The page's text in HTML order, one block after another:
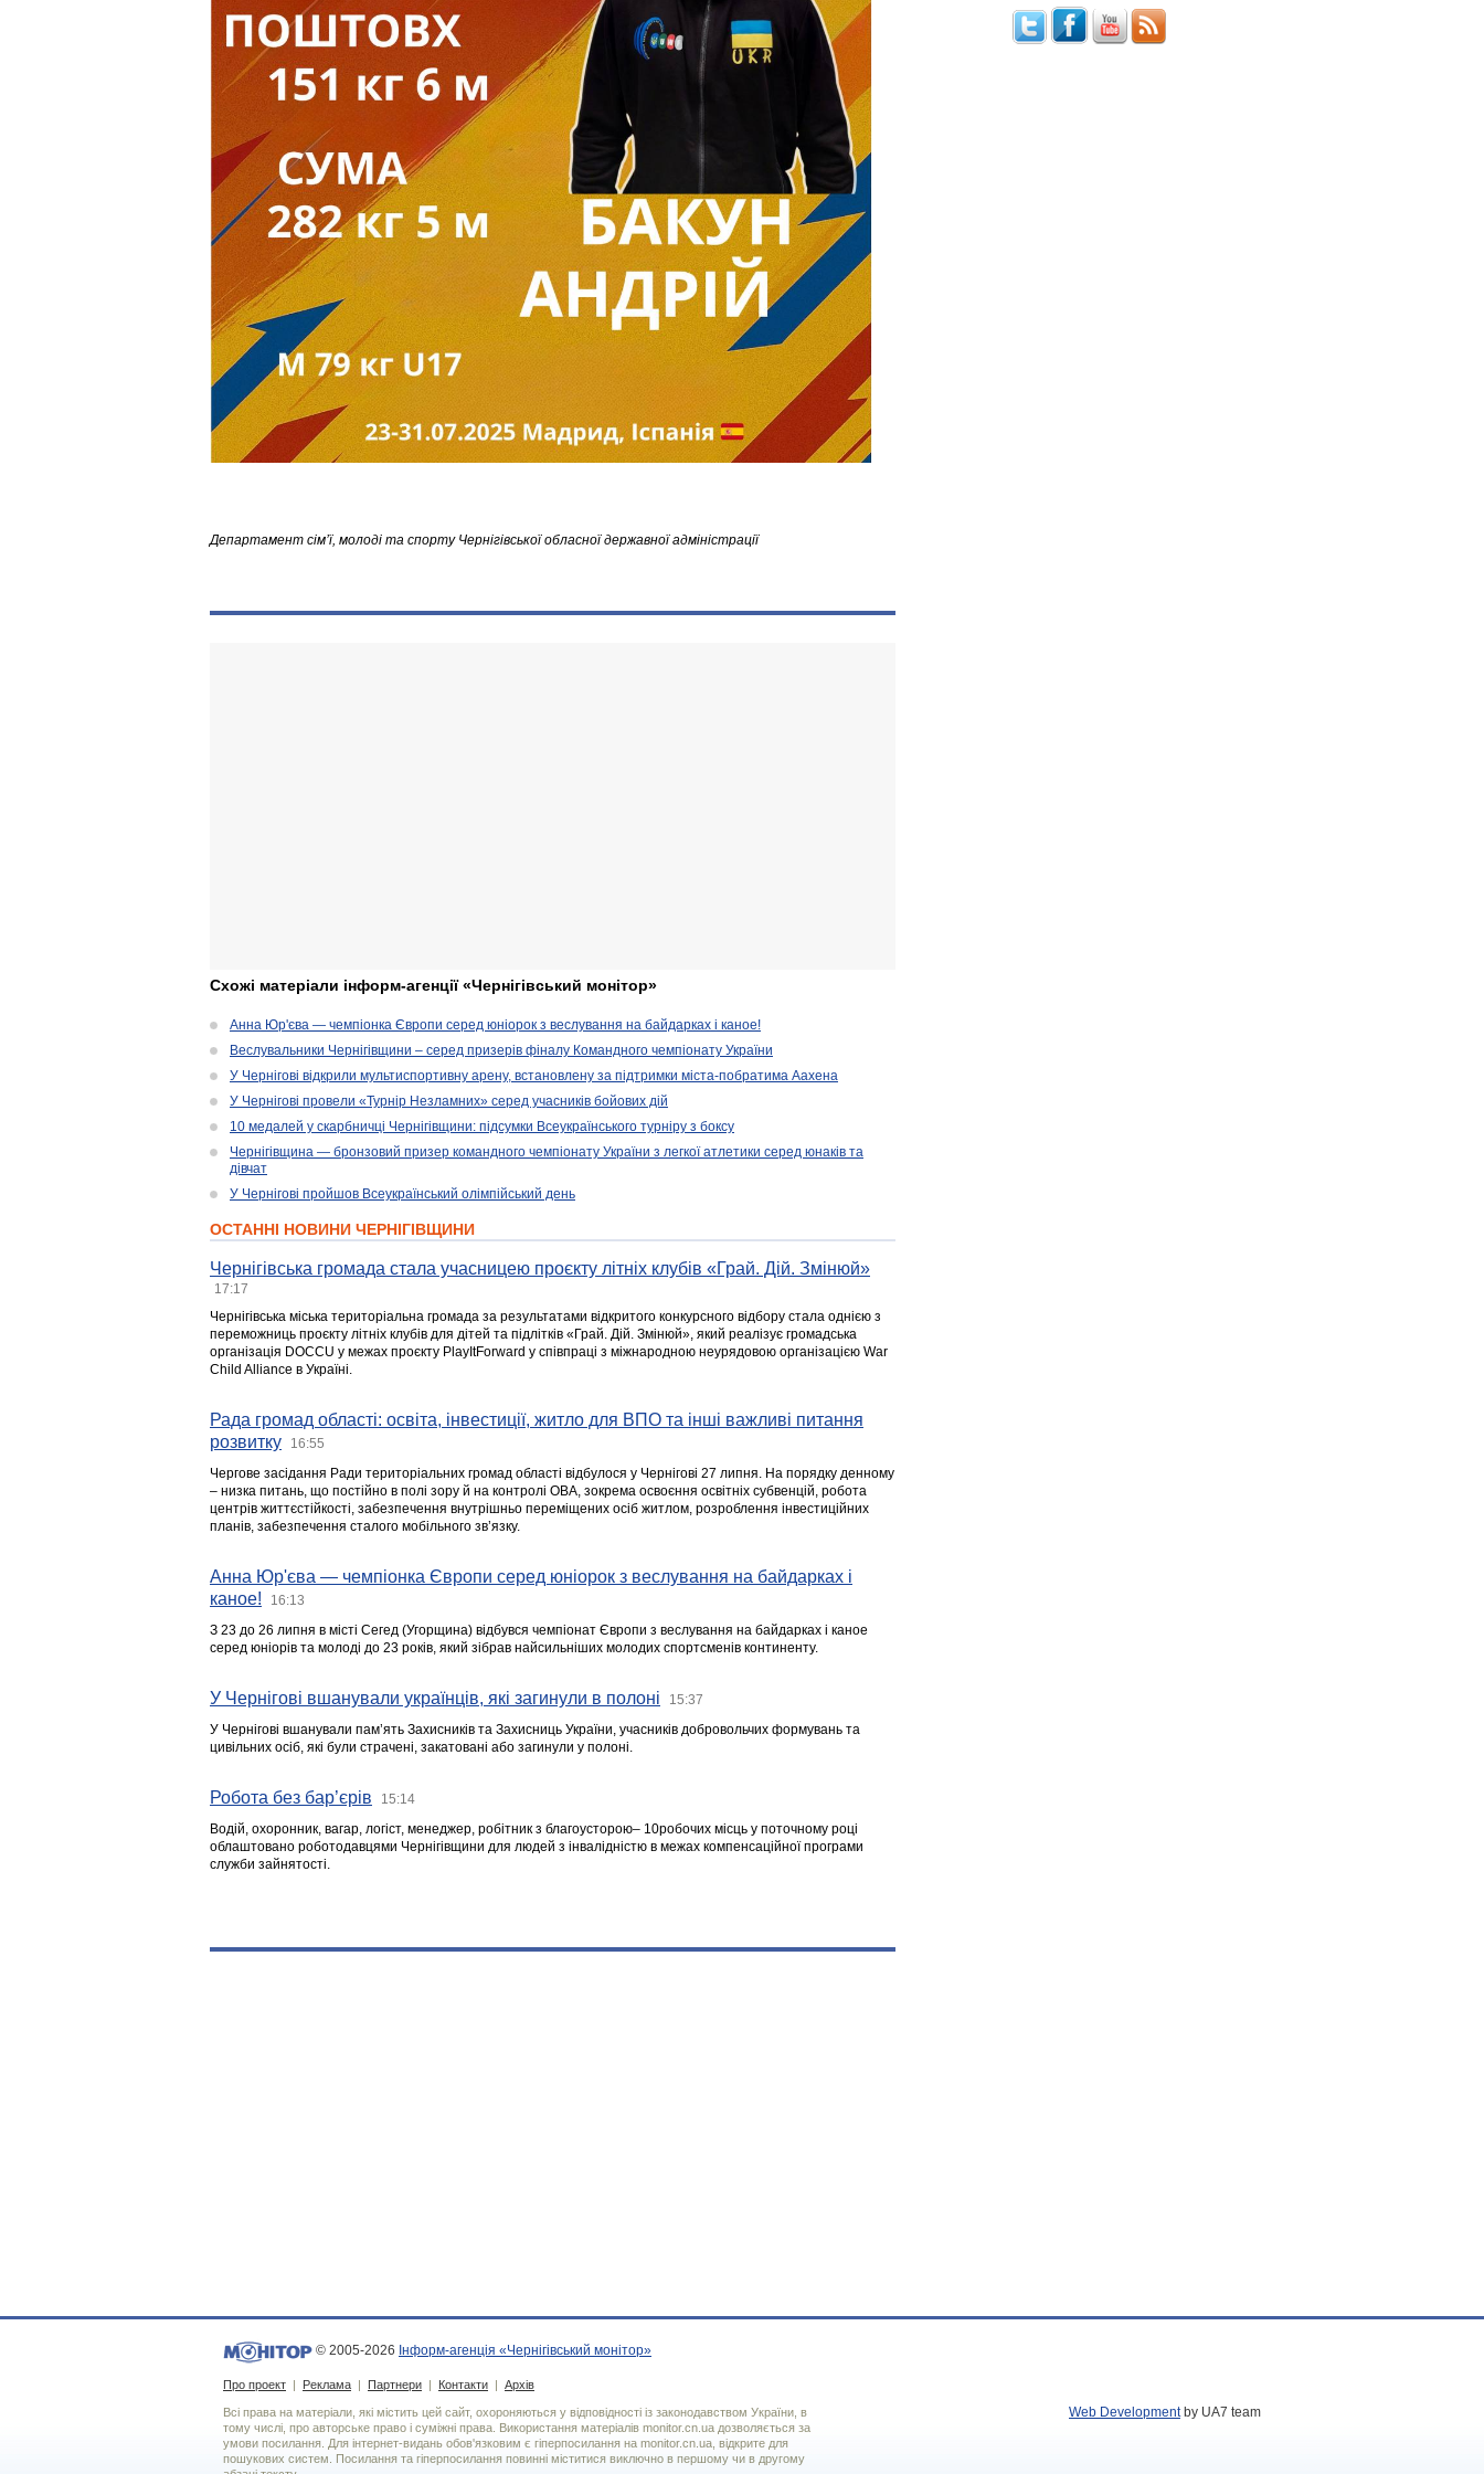
Департамент сімʼї, молоді та спорту Чернігівської обласної державної адміністрації
Схожі матеріали інформ-агенції «Чернігівський монітор»
Анна Юр'єва — чемпіонка Європи серед юніорок з веслування на байдарках і каное!
Веслувальники Чернігівщини – серед призерів фіналу Командного чемпіонату України
У Чернігові відкрили мультиспортивну арену, встановлену за підтримки міста-побратима Аахена
У Чернігові провели «Турнір Незламних» серед учасників бойових дій
10 медалей у скарбничці Чернігівщини: підсумки Всеукраїнського турніру з боксу
Чернігівщина — бронзовий призер командного чемпіонату України з легкої атлетики серед юнаків та
дівчат
У Чернігові пройшов Всеукраїнський олімпійський день
ОСТАННІ НОВИНИ ЧЕРНІГІВЩИНИ
Чернігівська громада стала учасницею проєкту літніх клубів «Грай. Дій. Змінюй»
17:17
Чернігівська міська територіальна громада за результатами відкритого конкурсного відбору стала однією з
переможниць проєкту літніх клубів для дітей та підлітків «Грай. Дій. Змінюй», який реалізує громадська
організація DOCCU у межах проєкту PlayItForward у співпраці з міжнародною неурядовою організацією War
Child Alliance в Україні.
Рада громад області: освіта, інвестиції, житло для ВПО та інші важливі питання
розвитку
16:55
Чергове засідання Ради територіальних громад області відбулося у Чернігові 27 липня. На порядку денному
– низка питань, що постійно в полі зору й на контролі ОВА, зокрема освоєння освітніх субвенцій, робота
центрів життєстійкості, забезпечення внутрішньо переміщених осіб житлом, розроблення інвестиційних
планів, забезпечення сталого мобільного зв’язку.
Анна Юр'єва — чемпіонка Європи серед юніорок з веслування на байдарках і
каное!
16:13
З 23 до 26 липня в місті Сегед (Угорщина) відбувся чемпіонат Європи з веслування на байдарках і каное
серед юніорів та молоді до 23 років, який зібрав найсильніших молодих спортсменів континенту.
У Чернігові вшанували українців, які загинули в полоні 15:37
У Чернігові вшанували пам’ять Захисників та Захисниць України, учасників добровольчих формувань та
цивільних осіб, які були страчені, закатовані або загинули у полоні.
Робота без бар’єрів 15:14
Водій, охоронник, вагар, логіст, менеджер, робітник з благоусторою– 10робочих місць у поточному році
облаштовано роботодавцями Чернігівщини для людей з інвалідністю в межах компенсаційної програми
служби зайнятості.
© 2005-2026 Інформ-агенція «Чернігівський монітор»
Про проект | Реклама | Партнери | Контакти | Архів
Всі права на матеріали, які містить цей сайт, охороняються у відповідності із законодавством України, в
тому числі, про авторське право і суміжні права. Використання матерiалiв monitor.cn.ua дозволяється за
умови посилання. Для iнтернет-видань обов'язковим є гiперпосилання на monitor.cn.ua, відкрите для
пошукових систем. Посилання та гіперпосилання повинні міститися виключно в першому чи в другому
Web Developmentby UA7 team